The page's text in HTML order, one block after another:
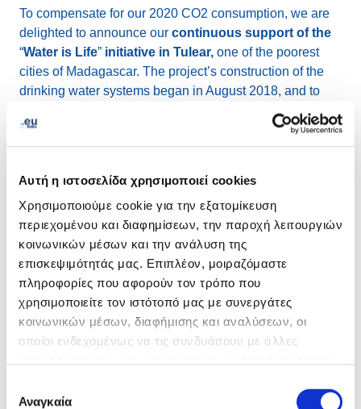
Αυτή η ιστοσελίδα χρησιμοποιεί cookies
Χρησιμοποιούμε cookie για την εξατομίκευση
περιεχομένου και διαφημίσεων, την παροχή λειτουργιών
κοινωνικών μέσων και την ανάλυση της
επισκεψιμότητάς μας. Επιπλέον, μοιραζόμαστε
πληροφορίες που αφορούν τον τρόπο που
χρησιμοποιείτε τον ιστότοπό μας με συνεργάτες
κοινωνικών μέσων, διαφήμισης και αναλύσεων, οι
οποίοι ενδεχομένως να τις συνδυάσουν με άλλες
των υπηρεσιών τους.
συγκατάθεσης
Αναγκαία
To compensate for our 2020 CO2 consumption, we are
delighted to announce our continuous support of the
“Water is Life” initiative in Tulear, one of the poorest
cities of Madagascar. The project’s construction of the
drinking water systems began in August 2018, and to
date, over 3,000 people have gained better access to
drinking water. The project is also introducing local
population the correct and safe water resources
thus contributes to sustainable development.
“Over the past year we have been involved in a CENTR
project to share the best practices of the European
registries that are committed to a healthier planet and to
educate our industry peers about the measures we
enforced to be a green company. Offsetting the CO2
emissions and making our expertise in this sector
available to any interested party are just two, small
Giovanni Seppia, EURid External Relations manager.